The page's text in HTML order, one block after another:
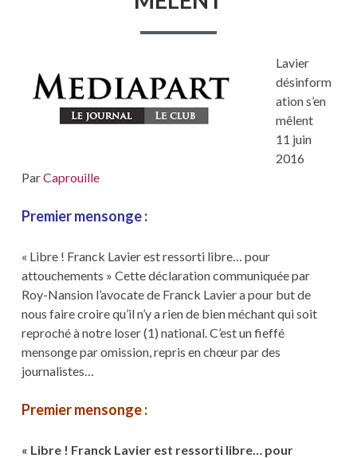
Lavier
désinform
ation s’en
mêlent
11 juin
2016
ParCaprouille
Premier mensonge :
« Libre ! Franck Lavier est ressorti libre… pour
attouchements » Cette déclaration communiquée par
Roy-Nansion l’avocate de Franck Lavier a pour but de
nous faire croire qu’il n’y a rien de bien méchant qui soit
reproché à notre loser (1) national. C’est un fieffé
mensonge par omission, repris en chœur par des
journalistes…
Premier mensonge :
« Libre ! Franck Lavier est ressorti libre… pour